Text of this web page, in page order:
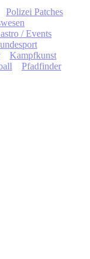
Polizei Patches
/ Events
Kampfkunst
Pfadfinder